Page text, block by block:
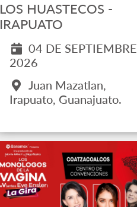
LOS HUASTECOS -
IRAPUATO
04 DE SEPTIEMBRE
2026
Juan Mazatlan,
Irapuato, Guanajuato.